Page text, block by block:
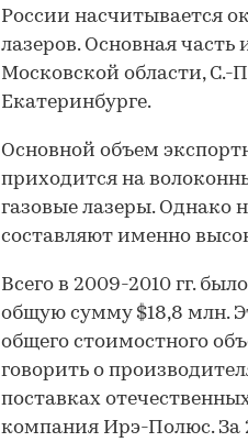
России насчитывается
лазеров. Основная часть
Московской области, С.-
Екатеринбурге.
Основной объем
приходится на
газовые лазеры. Однако
составляют именно
Всего в 2009-2010 гг.
общую сумму $18,8 млн.
общего стоимостного
говорить о
поставках
компания Ирэ-Полюс. За